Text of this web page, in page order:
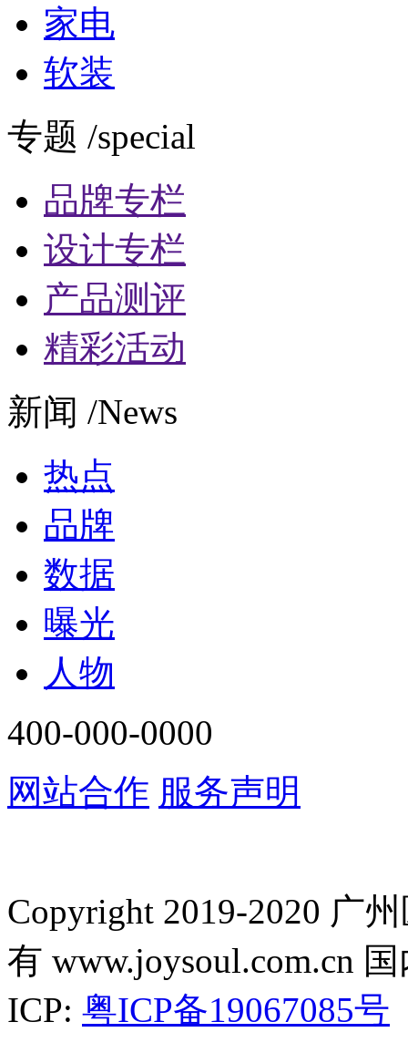
家电
软装
专题 /special
品牌专栏
设计专栏
产品测评
精彩活动
新闻 /News
热点
品牌
数据
曝光
人物
400-000-0000
网站合作 服务声明
Copyright 2019-2020 广
有 www.joysoul.com.cn
ICP: 粤ICP备19067085号